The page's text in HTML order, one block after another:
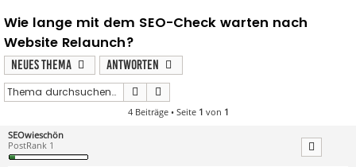
Wie lange mit dem SEO-Check warten nach
Website Relaunch?
Neues Thema
Antworten
Suche
4 Beiträge • Seite 1 von 1
SEOwieschön
PostRank 1